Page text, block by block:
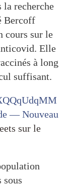
la recherche
Bercoff
cours sur le
Elle
à long
suffisant.
— Nouveau
sur le
sous